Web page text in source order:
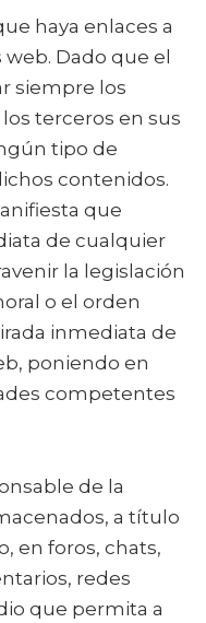
haya enlaces a
Dado que el
siempre los
terceros en sus
tipo de
contenidos.
que
de cualquier
la legislación
o el orden
inmediata de
poniendo en
competentes
de la
a título
en foros, chats,
redes
que permita a